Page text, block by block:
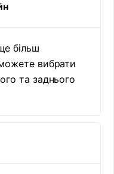
більш
вибрати
та заднього